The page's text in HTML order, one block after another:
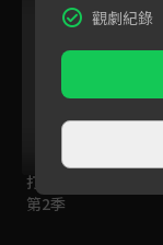
打工吧，魔王大人！
第2季
觀劇紀錄